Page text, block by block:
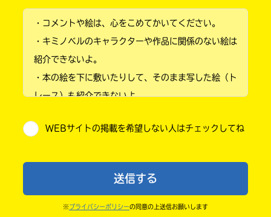
小学2年
小学4年
小学6年
中学1年
・コメントや絵は、心をこめてかいてください。
・キミノベルのキャラクターや作品に関係のない絵は
紹介できないよ。
・本の絵を下に敷いたりして、そのまま写した絵（ト
レース）も紹介できないよ。
・送ってからすぐには紹介されないので、待ってて
ならないよう気をつけてね。
・キャンペーン開催中は、投稿した後の画面にバナー
WEBサイトの掲載を希望しない人はチェックしてね
送信する
※ プライバシーポリシーの同意の上送信お願いします